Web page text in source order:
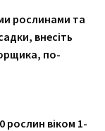
рослинами та
внесіть
по-
рослин віком 1-